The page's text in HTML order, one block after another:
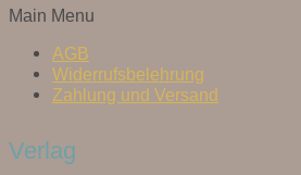
Main Menu
AGB
Widerrufsbelehrung
Zahlung und Versand
Verlag